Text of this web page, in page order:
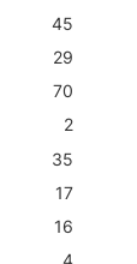
45
29
70
2
35
17
16
4